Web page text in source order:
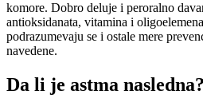
komore. Dobro deluje i peroralno
antioksidanata, vitamina i
podrazumevaju se i ostale mere
navedene.
Da li je astma nasledna?